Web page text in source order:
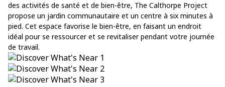
des activités de santé et de bien-être, The Calthorpe Project
propose un jardin communautaire et un centre à six minutes à
pied. Cet espace favorise le bien-être, en faisant un endroit
idéal pour se ressourcer et se revitaliser pendant votre journée
de travail.